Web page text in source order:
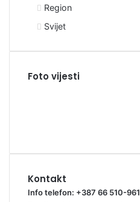
Region
Svijet
Foto vijesti
Kontakt
Info telefon: +387 66 510-961